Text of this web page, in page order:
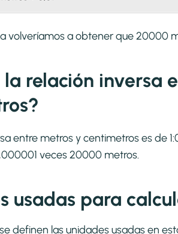
volveríamos a obtener que 20000
la relación inversa
entre metros y centimetros es de
veces 20000 metros.
usadas para
definen las unidades usadas en